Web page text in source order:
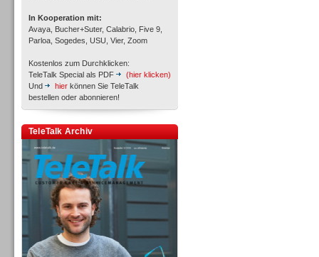
In Kooperation mit:
Avaya, Bucher+Suter, Calabrio, Five 9,
Parloa, Sogedes, USU, Vier, Zoom
Kostenlos zum Durchklicken:
TeleTalk Special als PDF
(hier klicken)
Und
hier können Sie TeleTalk
bestellen oder abonnieren!
TeleTalk Archiv
Inbound
Inbound